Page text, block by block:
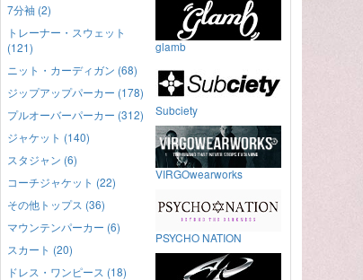
7分袖 (2)
トレーナー・スウェット
(121)
ニット・カーディガン (68)
ジップアップパーカー (178)
プルオーバーパーカー (312)
ジャケット (140)
スタジャン (6)
コーチジャケット (22)
その他トップス (36)
マウンテンパーカー (6)
スカート (20)
ドレス・ワンピース (18)
glamb
Subciety
VIRGOwearworks
PSYCHO NATION